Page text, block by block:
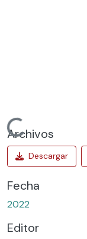
Cargando...
Archivos
Fecha
2022
Editor